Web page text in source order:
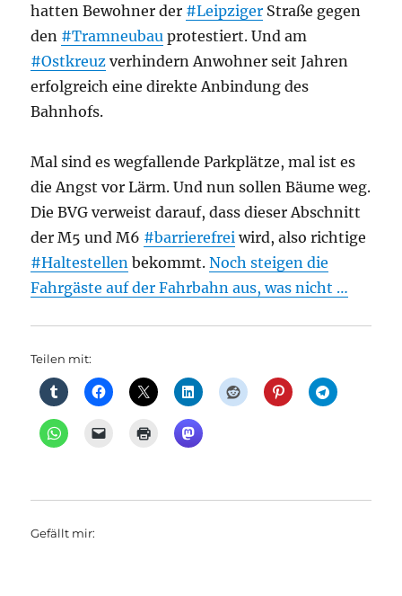
hatten Bewohner der #Leipziger Straße gegen
den #Tramneubau protestiert. Und am
#Ostkreuz verhindern Anwohner seit Jahren
erfolgreich eine direkte Anbindung des
Bahnhofs.
Mal sind es wegfallende Parkplätze, mal ist es
die Angst vor Lärm. Und nun sollen Bäume weg.
Die BVG verweist darauf, dass dieser Abschnitt
der M5 und M6 #barrierefrei wird, also richtige
#Haltestellen bekommt.Noch steigen die
Fahrgäste auf der Fahrbahn aus, was nicht …
Teilen mit:
Gefällt mir: